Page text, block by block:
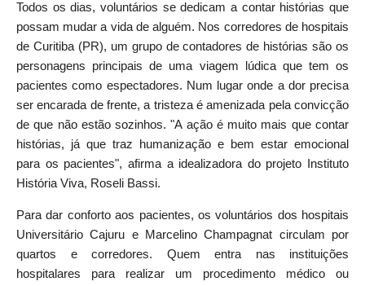
Todos os dias, voluntários se dedicam a contar histórias que
possam mudar a vida de alguém. Nos corredores de hospitais
de Curitiba (PR), um grupo de contadores de histórias são os
personagens principais de uma viagem lúdica que tem os
pacientes como espectadores. Num lugar onde a dor precisa
ser encarada de frente, a tristeza é amenizada pela convicção
de que não estão sozinhos. "A ação é muito mais que contar
histórias, já que traz humanização e bem estar emocional
para os pacientes", afirma a idealizadora do projeto Instituto
História Viva, Roseli Bassi.
Para dar conforto aos pacientes, os voluntários dos hospitais
Universitário Cajuru e Marcelino Champagnat circulam por
quartos e corredores. Quem entra nas instituições
hospitalares para realizar um procedimento médico ou